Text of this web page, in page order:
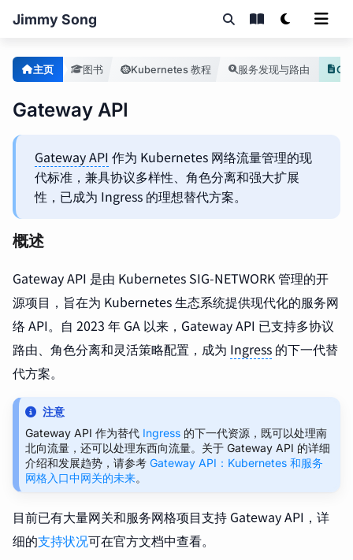
Jimmy Song
主页 图书 Kubernetes 教程 服务发现与路由
Gateway API
Gateway API 作为 Kubernetes 网络流量管理的现
代标准，兼具协议多样性、角色分离和强大扩展
性，已成为 Ingress 的理想替代方案。
概述
Gateway API 是由 Kubernetes SIG-NETWORK 管理的开
源项目，旨在为 Kubernetes 生态系统提供现代化的服务网
络 API。自 2023 年 GA 以来，Gateway API 已支持多协议
路由、角色分离和灵活策略配置，成为 Ingress 的下一代替
代方案。
注意
Gateway API 作为替代 Ingress 的下一代资源，既可以处理南
北向流量，还可以处理东西向流量。关于 Gateway API 的详细
介绍和发展趋势，请参考 Gateway API：Kubernetes 和服务
网格入口中网关的未来。
目前已有大量网关和服务网格项目支持 Gateway API，详
细的支持状况可在官方文档中查看。